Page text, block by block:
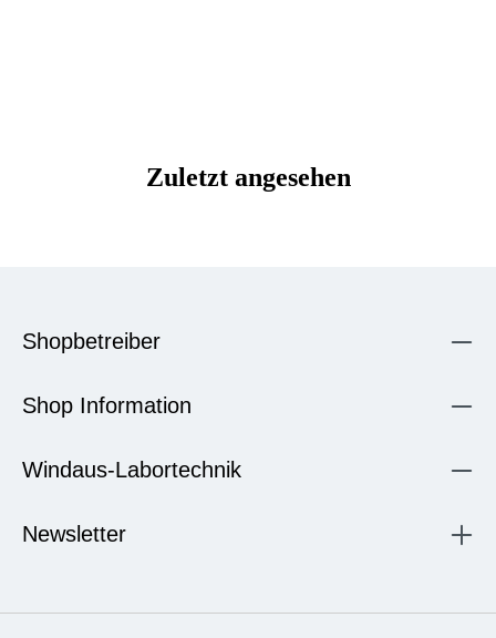
Zuletzt angesehen
Shopbetreiber
Shop Information
Windaus-Labortechnik
Newsletter